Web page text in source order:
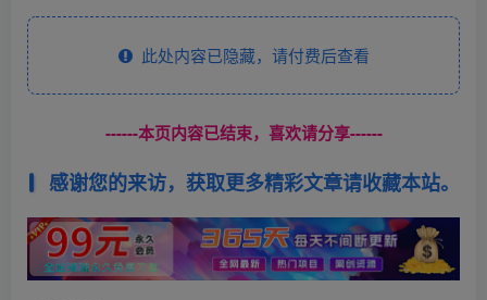
此处内容已隐藏，请付费后查看
------本页内容已结束，喜欢请分享------
感谢您的来访，获取更多精彩文章请收藏本站。